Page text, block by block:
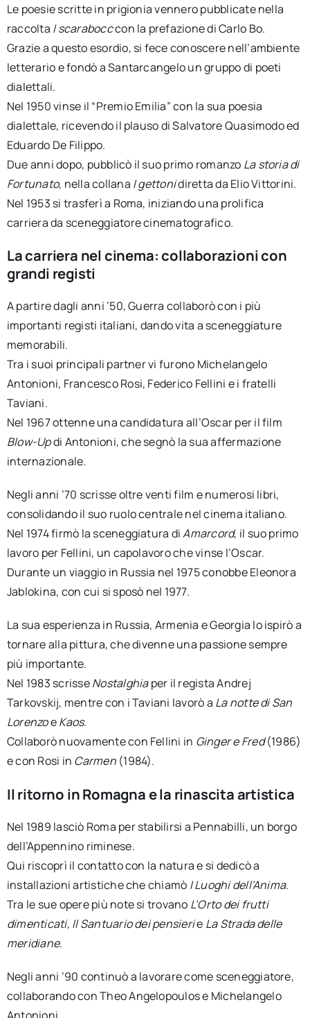
Le poesie scritte in prigionia vennero pubblicate nella
raccolta I scarabocccon la prefazione di Carlo Bo.
Grazie a questo esordio, si fece conoscere nell’ambiente
letterario e fondò a Santarcangelo un gruppo di poeti
dialettali.
Nel 1950 vinse il “Premio Emilia” con la sua poesia
dialettale, ricevendo il plauso di Salvatore Quasimodo ed
Eduardo De Filippo.
Due anni dopo, pubblicò il suo primo romanzo La storia di
Fortunato, nella collana I gettonidiretta da Elio Vittorini.
Nel 1953 si trasferì a Roma, iniziando una prolifica
carriera da sceneggiatore cinematografico.
La carriera nel cinema: collaborazioni con
grandi registi
A partire dagli anni ’50, Guerra collaborò con i più
importanti registi italiani, dando vita a sceneggiature
memorabili.
Tra i suoi principali partner vi furono Michelangelo
Antonioni, Francesco Rosi, Federico Fellini e i fratelli
Taviani.
Nel 1967 ottenne una candidatura all’Oscar per il film
Blow-Updi Antonioni, che segnò la sua affermazione
internazionale.
Negli anni ’70 scrisse oltre venti film e numerosi libri,
consolidando il suo ruolo centrale nel cinema italiano.
Nel 1974 firmò la sceneggiatura diAmarcord, il suo primo
lavoro per Fellini, un capolavoro che vinse l’Oscar.
Durante un viaggio in Russia nel 1975 conobbe Eleonora
Jablokina, con cui si sposò nel 1977.
La sua esperienza in Russia, Armenia e Georgia lo ispirò a
tornare alla pittura, che divenne una passione sempre
più importante.
Nel 1983 scrisseNostalghiaper il regista Andrej
Tarkovskij, mentre con i Taviani lavorò a La notte di San
LorenzoeKaos.
Collaborò nuovamente con Fellini in Ginger e Fred(1986)
e con Rosi in Carmen(1984).
Il ritorno in Romagna e la rinascita artistica
Nel 1989 lasciò Roma per stabilirsi a Pennabilli, un borgo
dell’Appennino riminese.
Qui riscoprì il contatto con la natura e si dedicò a
installazioni artistiche che chiamò I Luoghi dell’Anima.
Tra le sue opere più note si trovano L’Orto dei frutti
dimenticati, Il Santuario dei pensierie La Strada delle
meridiane.
Negli anni ’90 continuò a lavorare come sceneggiatore,
collaborando con Theo Angelopoulos e Michelangelo